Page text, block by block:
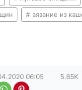
вязание из
06:05 5.65K